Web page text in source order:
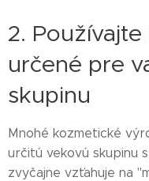
2.
určené pre
skupinu
Mnohé kozmetické
určitú vekovú skupinu
zvyčajne vzťahuje na